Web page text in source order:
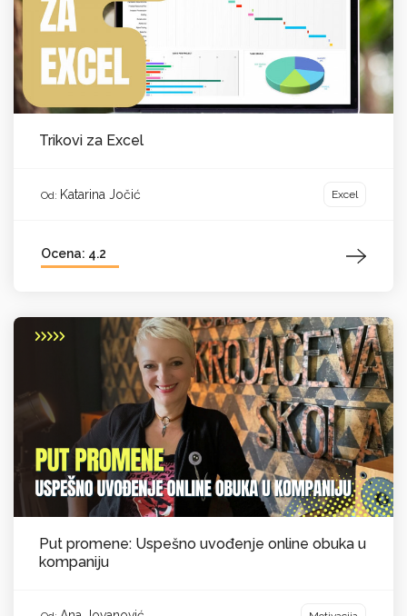
Trikovi za Excel
Od: Katarina Jočić Excel
Ocena: 4.2
Put promene: Uspešno uvođenje online obuka u
kompaniju